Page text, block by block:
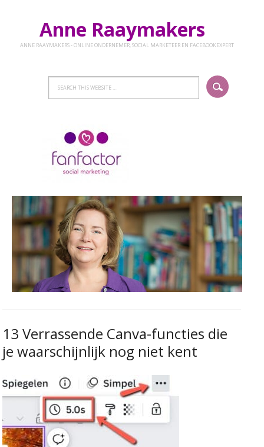
Anne Raaymakers
ANNE RAAYMAKERS - ONLINE ONDERNEMER, SOCIAL MARKETEER EN FACEBOOKEXPERT
13 Verrassende Canva-functies die
je waarschijnlijk nog niet kent